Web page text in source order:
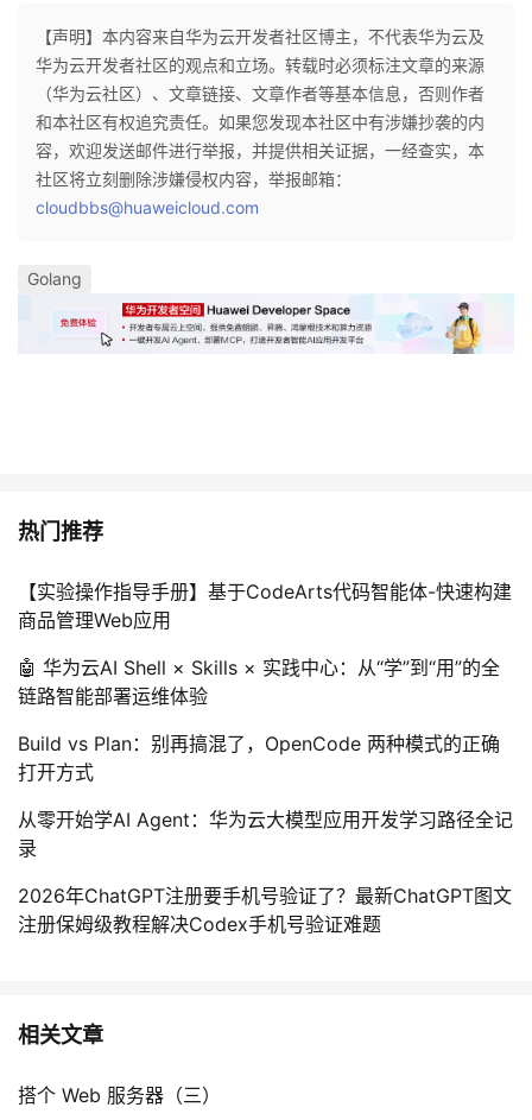
【声明】本内容来自华为云开发者社区博主，不代表华为云及
华为云开发者社区的观点和立场。转载时必须标注文章的来源
（华为云社区）、文章链接、文章作者等基本信息，否则作者
和本社区有权追究责任。如果您发现本社区中有涉嫌抄袭的内
容，欢迎发送邮件进行举报，并提供相关证据，一经查实，本
社区将立刻删除涉嫌侵权内容，举报邮箱：
cloudbbs@huaweicloud.com
Golang
热门推荐
【实验操作指导手册】基于CodeArts代码智能体-快速构建
商品管理Web应用
🤖 华为云AI Shell × Skills × 实践中心：从“学”到“用”的全
链路智能部署运维体验
Build vs Plan：别再搞混了，OpenCode 两种模式的正确
打开方式
从零开始学AI Agent：华为云大模型应用开发学习路径全记
录
2026年ChatGPT注册要手机号验证了？最新ChatGPT图文
注册保姆级教程解决Codex手机号验证难题
相关文章
搭个 Web 服务器（三）